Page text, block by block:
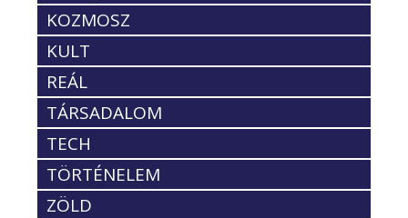
KOZMOSZ
KULT
REÁL
TÁRSADALOM
TECH
TÖRTÉNELEM
ZÖLD